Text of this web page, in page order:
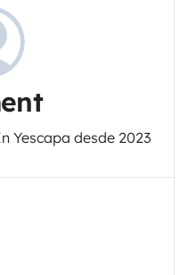
Yescapa desde 2023